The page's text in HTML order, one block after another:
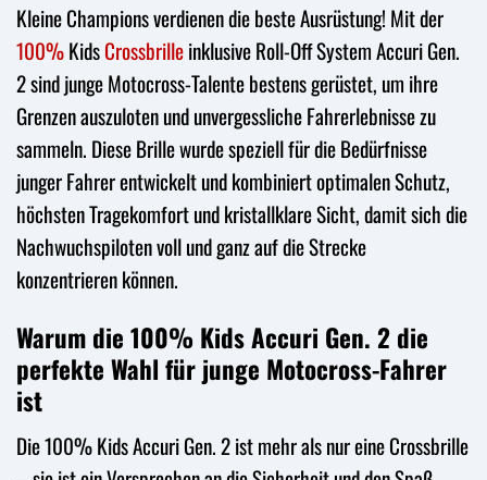
Kleine Champions verdienen die beste Ausrüstung! Mit der
100%KidsCrossbrilleinklusive Roll-Off System Accuri Gen.
2 sind junge Motocross-Talente bestens gerüstet, um ihre
Grenzen auszuloten und unvergessliche Fahrerlebnisse zu
sammeln. Diese Brille wurde speziell für die Bedürfnisse
junger Fahrer entwickelt und kombiniert optimalen Schutz,
höchsten Tragekomfort und kristallklare Sicht, damit sich die
Nachwuchspiloten voll und ganz auf die Strecke
konzentrieren können.
Warum die 100% Kids Accuri Gen. 2 die
perfekte Wahl für junge Motocross-Fahrer
ist
Die 100% Kids Accuri Gen. 2 ist mehr als nur eine Crossbrille